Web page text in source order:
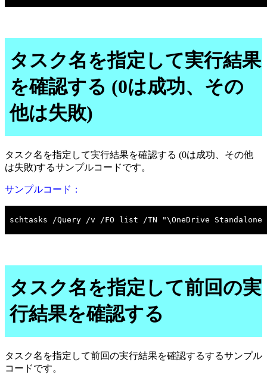
タスク名を指定して実行結果
を確認する (0は成功、その
他は失敗)
タスク名を指定して実行結果を確認する (0は成功、その他
は失敗)するサンプルコードです。
サンプルコード：
タスク名を指定して前回の実
行結果を確認する
タスク名を指定して前回の実行結果を確認するするサンプル
コードです。